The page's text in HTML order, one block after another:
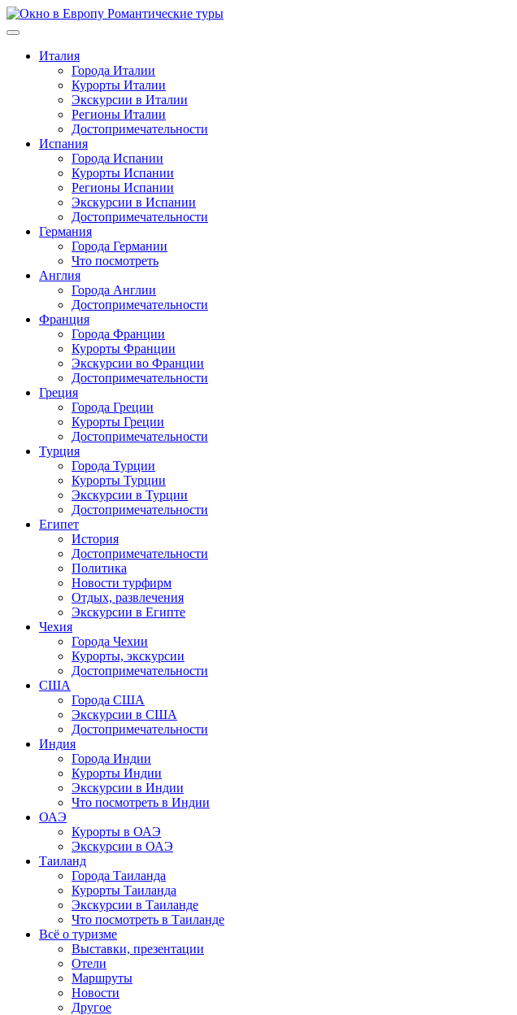
Перейти
к
Италия
Города Италии
Курорты Италии
Экскурсии в Италии
Регионы Италии
Достопримечательности
Испания
Города Испании
Курорты Испании
Регионы Испании
Экскурсии в Испании
Достопримечательности
Германия
Города Германии
Что посмотреть
Англия
Города Англии
Достопримечательности
Франция
Города Франции
Курорты Франции
Экскурсии во Франции
Достопримечательности
Греция
Города Греции
Курорты Греции
Достопримечательности
Турция
Города Турции
Курорты Турции
Экскурсии в Турции
Достопримечательности
Египет
История
Достопримечательности
Политика
Новости турфирм
Отдых, развлечения
Экскурсии в Египте
Чехия
Города Чехии
Курорты, экскурсии
Достопримечательности
США
Города США
Экскурсии в США
Достопримечательности
Индия
Города Индии
Курорты Индии
Экскурсии в Индии
Что посмотреть в Индии
ОАЭ
Курорты в ОАЭ
Экскурсии в ОАЭ
Таиланд
Города Таиланда
Курорты Таиланда
Экскурсии в Таиланде
Что посмотреть в Таиланде
Всё о туризме
Выставки, презентации
Отели
Маршруты
Новости
Другое